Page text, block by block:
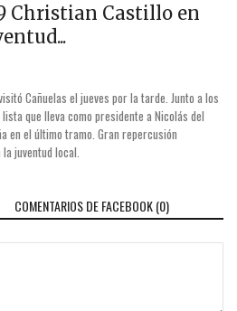
Christian Castillo en
Cañuelas el jueves por la tarde. Junto a los
que lleva como presidente a Nicolás del
en el último tramo. Gran repercusión
juventud local.
COMENTARIOS DE FACEBOOK (0)